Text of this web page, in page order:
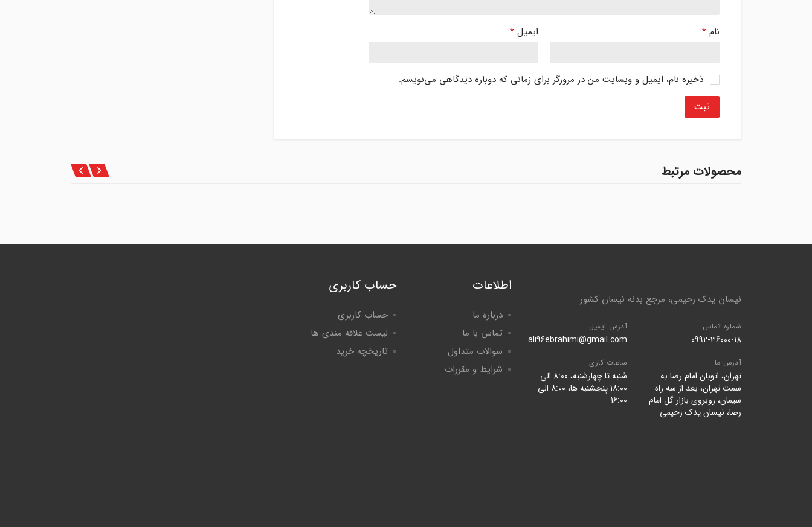
نام * ایمیل *
ذخیره نام، ایمیل و وبسایت من در مرورگر برای زمانی که دوباره دیدگاهی می‌نویسم.
محصولات مرتبط
نیسان یدک رحیمی، مرجع بدنه نیسان کشور
شماره تماس
0992-36000-18
آدرس ایمیل
ali96ebrahimi@gmail.com
آدرس ما
تهران، اتوبان امام رضا به
سمت تهران، بعد از سه راه
سیمان، روبروی بازار گل امام
رضا، نیسان یدک رحیمی
ساعات کاری
شنبه تا چهارشنبه، 8:۰۰ الی
۱۸:۰۰ پنجشنبه ها، 8:۰۰ الی
16:۰۰
اطلاعات
درباره ما
تماس با ما
سوالات متداول
شرایط و مقررات
حساب کاربری
حساب کاربری
لیست علاقه مندی ها
تاریخچه خرید